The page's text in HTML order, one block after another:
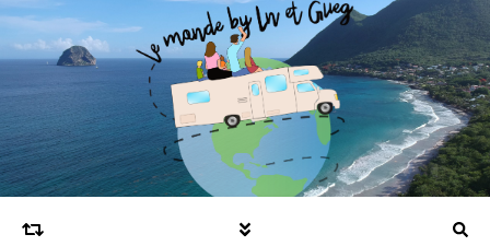
Blog voyages en famille et expatriation